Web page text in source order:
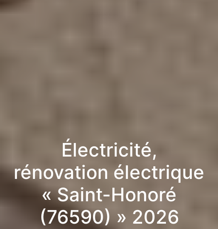
Électricité,
rénovation électrique
« Saint-Honoré
(76590) » 2026